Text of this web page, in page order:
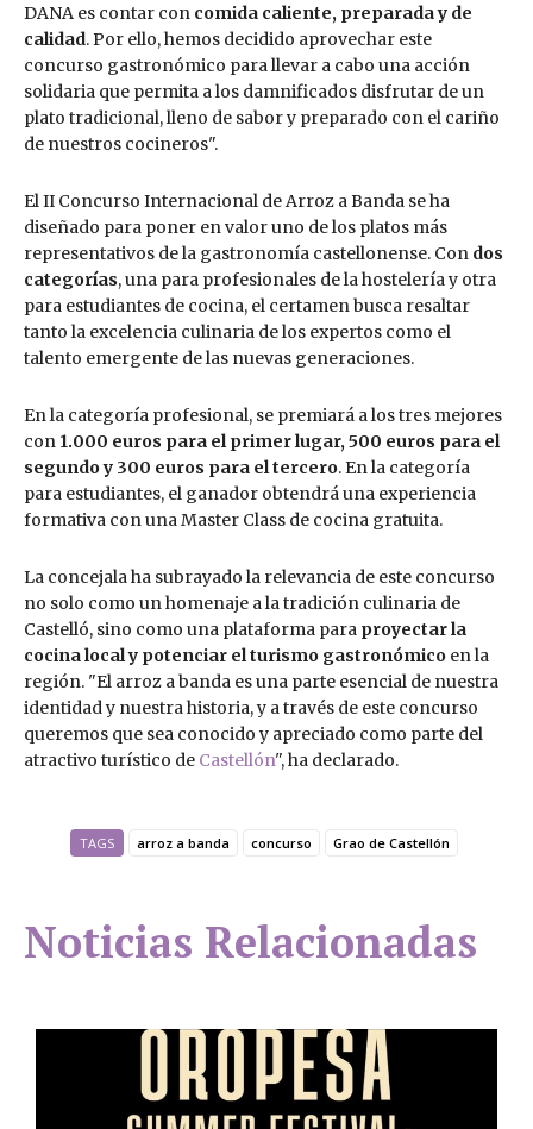
DANA es contar con comida caliente, preparada y de
calidad. Por ello, hemos decidido aprovechar este
concurso gastronómico para llevar a cabo una acción
solidaria que permita a los damnificados disfrutar de un
plato tradicional, lleno de sabor y preparado con el cariño
de nuestros cocineros".
El II Concurso Internacional de Arroz a Banda se ha
diseñado para poner en valor uno de los platos más
representativos de la gastronomía castellonense. Con dos
categorías, una para profesionales de la hostelería y otra
para estudiantes de cocina, el certamen busca resaltar
tanto la excelencia culinaria de los expertos como el
talento emergente de las nuevas generaciones.
En la categoría profesional, se premiará a los tres mejores
con 1.000 euros para el primer lugar, 500 euros para el
segundo y 300 euros para el tercero. En la categoría
para estudiantes, el ganador obtendrá una experiencia
formativa con una Master Class de cocina gratuita.
La concejala ha subrayado la relevancia de este concurso
no solo como un homenaje a la tradición culinaria de
Castelló, sino como una plataforma para proyectar la
cocina local y potenciar el turismo gastronómico en la
región. "El arroz a banda es una parte esencial de nuestra
identidad y nuestra historia, y a través de este concurso
queremos que sea conocido y apreciado como parte del
atractivo turístico de Castellón", ha declarado.
TAGS arroz a banda concurso Grao de Castellón
Noticias Relacionadas